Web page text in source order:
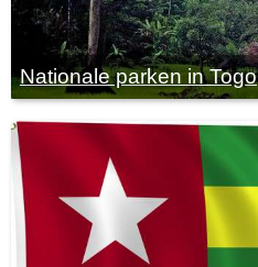
Nationale parken in Togo